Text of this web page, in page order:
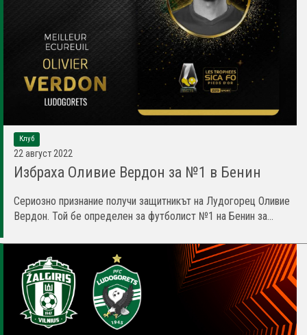
Клуб
22 август 2022
Избраха Оливие Вердон за №1 в Бенин
Сериозно признание получи защитникът на Лудогорец Оливие
Вердон. Той бе определен за футболист №1 на Бенин за...